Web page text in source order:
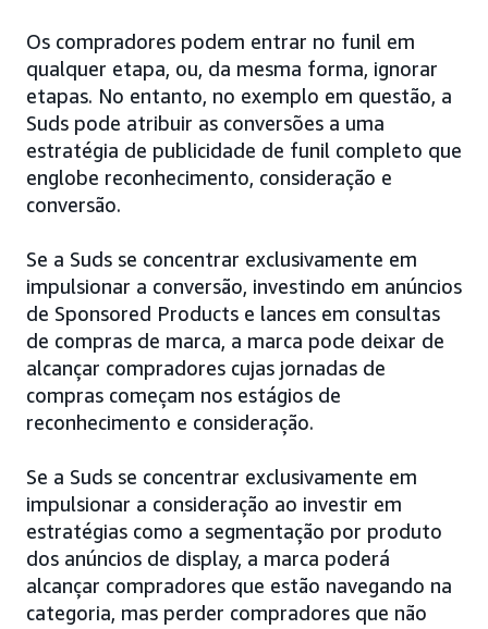
Os compradores podem entrar no funil em
qualquer etapa, ou, da mesma forma, ignorar
etapas. No entanto, no exemplo em questão, a
Suds pode atribuir as conversões a uma
estratégia de publicidade de funil completo que
englobe reconhecimento, consideração e
conversão.
Se a Suds se concentrar exclusivamente em
impulsionar a conversão, investindo em anúncios
de Sponsored Products e lances em consultas
de compras de marca, a marca pode deixar de
alcançar compradores cujas jornadas de
compras começam nos estágios de
reconhecimento e consideração.
Se a Suds se concentrar exclusivamente em
impulsionar a consideração ao investir em
estratégias como a segmentação por produto
dos anúncios de display, a marca poderá
alcançar compradores que estão navegando na
categoria, mas perder compradores que não